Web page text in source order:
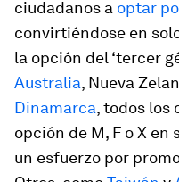
ciudadanos a optar
convirtiéndose en
la opción del ‘tercer
Australia, Nueva
Dinamarca, todos los
opción de M, F o X en
un esfuerzo por